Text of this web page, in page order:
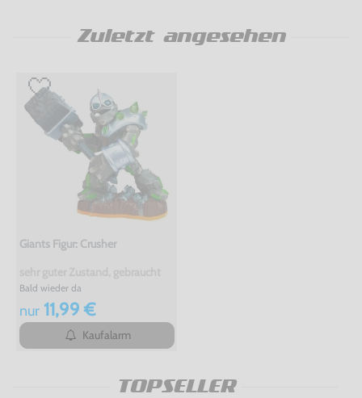
Zuletzt angesehen
Giants Figur: Crusher
Bald wieder da
nur11,99 €
Kaufalarm
TOPSELLER